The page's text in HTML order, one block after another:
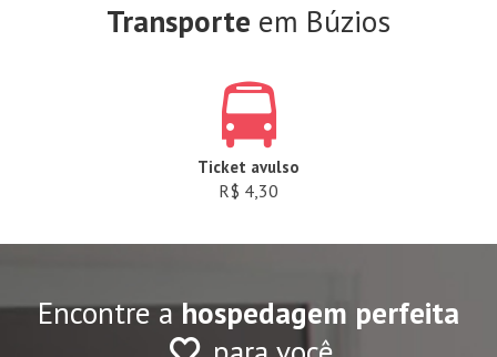
Transporte em Búzios
Ticket avulso
R$ 4,30
Encontre ahospedagem perfeita